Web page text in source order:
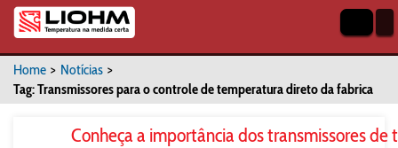
Home > Notícias >
Tag: Transmissores para o controle de temperatura direto da fabrica
Conheça a importância dos transmissores